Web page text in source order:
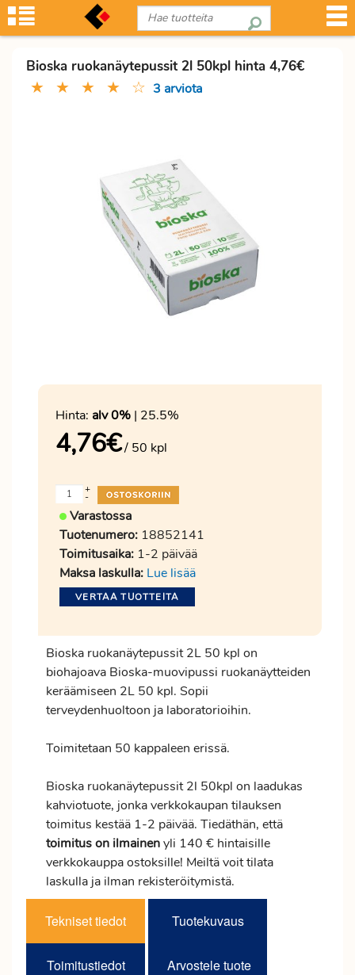
Bioska ruokanäytepussit 2l 50kpl hinta 4,76€
★ ★ ★ ★ ☆ 3 arviota
Hinta: alv 0% | 25.5%
4,76€/ 50 kpl
-
+
Varastossa
Tuotenumero: 18852141
Toimitusaika: 1-2 päivää
Maksa laskulla: Lue lisää
VERTAA TUOTTEITA
Bioska ruokanäytepussit 2L 50 kpl on
biohajoava Bioska-muovipussi ruokanäytteiden
keräämiseen 2L 50 kpl. Sopii
terveydenhuoltoon ja laboratorioihin.
Toimitetaan 50 kappaleen erissä.
Bioska ruokanäytepussit 2l 50kpl on laadukas
kahviotuote, jonka verkkokaupan tilauksen
toimitus kestää 1-2 päivää. Tiedäthän, että
toimituson ilmainenyli 140 € hintaisille
verkkokauppa ostoksille! Meiltä voit tilata
laskulla ja ilman rekisteröitymistä.
Tekniset tiedot Tuotekuvaus
Toimitustiedot Arvostele tuote